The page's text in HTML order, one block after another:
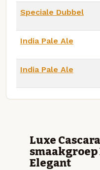
Speciale Dubbel
India Pale Ale
India Pale Ale
Luxe
smaakgroep
Elegant